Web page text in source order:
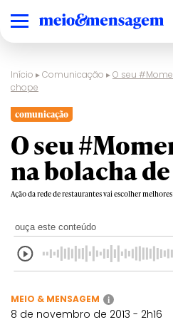
Início ▸Comunicação ▸O seu
chope
comunicação
O seu
na bolacha
Ação da rede de restaurantes vai escolher
ouça este conteúdo
MEIO & MENSAGEM i
8 de novembro de 2013 - 2h16